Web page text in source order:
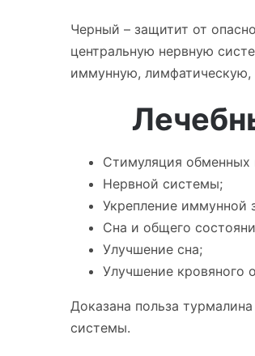
Черный – защитит от
центральную нервную
иммунную, лимфатическую,
Стимуляция обменных
Нервной системы;
Укрепление иммунной
Сна и общего
Улучшение сна;
Улучшение кровяного
Доказана польза
системы.